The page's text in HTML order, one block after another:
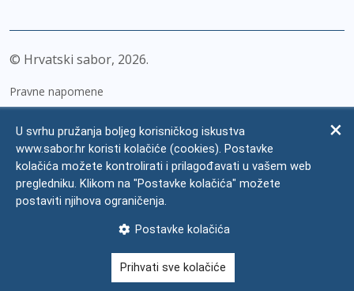
© Hrvatski sabor, 2026
Pravne napomene
Zaštita osobnih podataka
Impressum
Česta pitanja
U svrhu pružanja boljeg korisničkog iskustva
www.sabor.hr koristi kolačiće (cookies). Postavke
kolačića možete kontrolirati i prilagođavati u vašem web
pregledniku. Klikom na "Postavke kolačića" možete
postaviti njihova ograničenja.
Postavke kolačića
Prihvati sve kolačiće